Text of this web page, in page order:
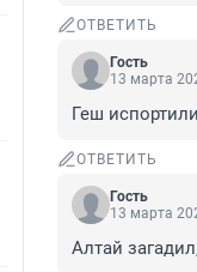
ОТВЕТИТЬ
Гость
13 марта
Геш
ОТВЕТИТЬ
Гость
13 марта
Алтай